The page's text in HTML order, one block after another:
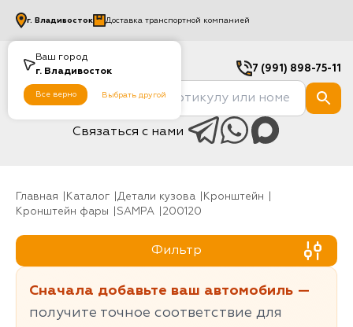
Ваш город
г. Владивосток
Все верно Выбрать другой
г. Владивосток Доставка транспортной компанией
7 (991) 898-75-11
Связаться с нами
Главная Каталог Детали кузова
Кронштейн
Кронштейн фары
SAMPA 200120
Фильтр
Сначала добавьте ваш автомобиль —
получите точное соответствие для